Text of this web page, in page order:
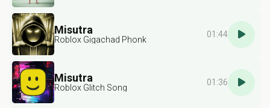
Misutra
Roblox Gigachad Phonk
01:44
Misutra
Roblox Glitch Song
01:36